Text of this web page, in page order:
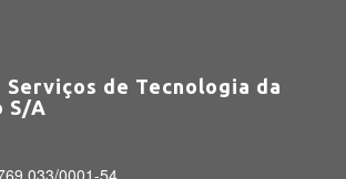
Serviços de Tecnologia da
S/A
0001-54